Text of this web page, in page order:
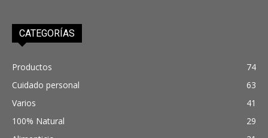
CATEGORÍAS
Productos
74
Cuidado personal
63
Varios
41
100% Natural
29